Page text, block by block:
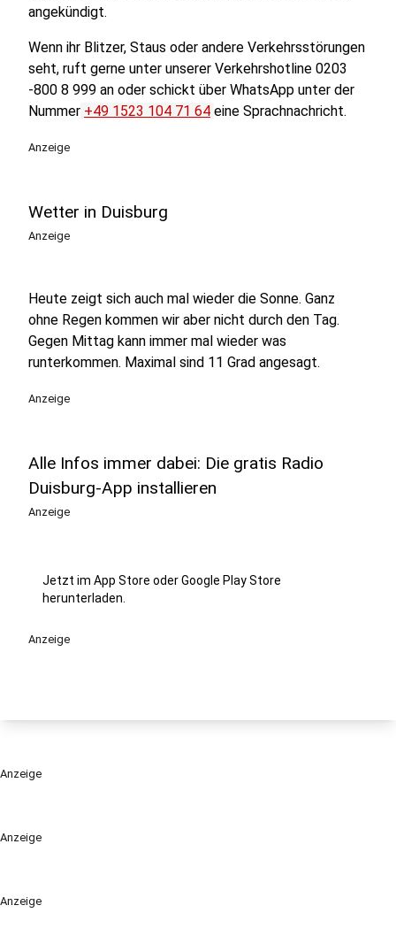
Anzeige
Anzeige
angekündigt.
Wenn ihr Blitzer, Staus oder andere Verkehrsstörungen
seht, ruft gerne unter unserer Verkehrshotline 0203
-800 8 999 an oder schickt über WhatsApp unter der
Nummer +49 1523 104 71 64 eine Sprachnachricht.
Anzeige
Wetter in Duisburg
Anzeige
Heute zeigt sich auch mal wieder die Sonne. Ganz
ohne Regen kommen wir aber nicht durch den Tag.
Gegen Mittag kann immer mal wieder was
runterkommen. Maximal sind 11 Grad angesagt.
Anzeige
Alle Infos immer dabei: Die gratis Radio
Duisburg-App installieren
Anzeige
Jetzt im App Store oder Google Play Store
herunterladen.
Anzeige
Anzeige